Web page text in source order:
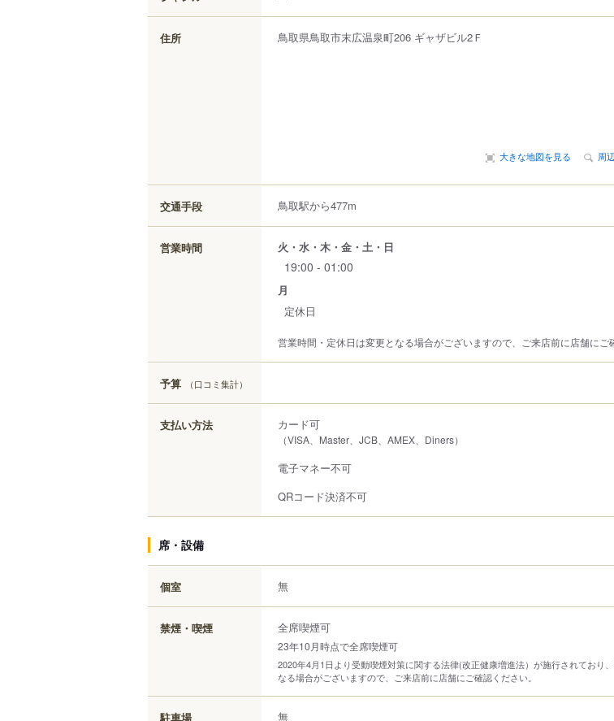
住所 鳥取県鳥取市末広温泉町206 ギャザビル2Ｆ
大きな地図を見る 周
交通手段 鳥取駅から477m
営業時間 火・水・木・金・土・日
19:00 - 01:00
月
定休日
営業時間・定休日は変更となる場合がございますので、ご来店前に店舗にご
予算 （口コミ集計）
支払い方法 カード可
（VISA、Master、JCB、AMEX、Diners）
電子マネー不可
QRコード決済不可
席・設備
個室 無
禁煙・喫煙 全席喫煙可
23年10月時点で全席喫煙可
2020年4月1日より受動喫煙対策に関する法律(改正健康増進法）が施行されており
なる場合がございますので、ご来店前に店舗にご確認ください。
駐車場 無